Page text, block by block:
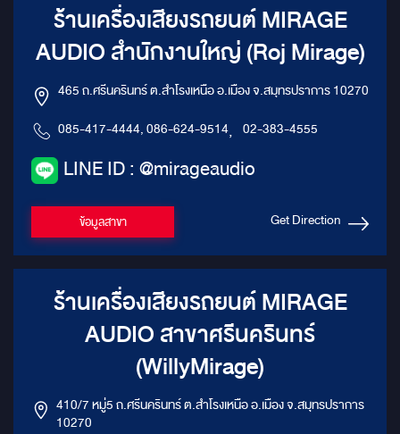
ร้านเครื่องเสียงรถยนต์ MIRAGE
AUDIO สำนักงานใหญ่ (Roj Mirage)
465 ถ.ศรีนครินทร์ ต.สำโรงเหนือ อ.เมือง จ.สมุทรปราการ 10270
085-417-4444, 086-624-9514, 02-383-4555
LINE ID : @mirageaudio
ข้อมูลสาขา Get Direction
ร้านเครื่องเสียงรถยนต์ MIRAGE
AUDIO สาขาศรีนครินทร์
(WillyMirage)
410/7 หมู่5 ถ.ศรีนครินทร์ ต.สำโรงเหนือ อ.เมือง จ.สมุทรปราการ
10270